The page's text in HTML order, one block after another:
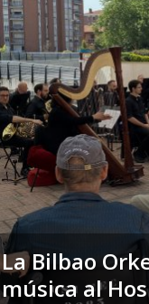
La Bilbao
música al